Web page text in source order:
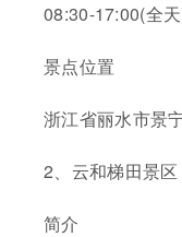
08:30-17:00(全
景点位置
浙江省丽水市景
2、云和梯田景区
简介